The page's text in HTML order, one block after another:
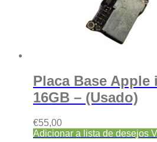
Placa Base Apple
16GB – (Usado)
€55,00
Adicionar a lista de desejos